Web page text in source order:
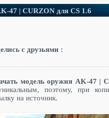
47 | CURZON для CS 1.6
с друзьями :
модель оружия AK-47 |
поэтому, при
на источник.